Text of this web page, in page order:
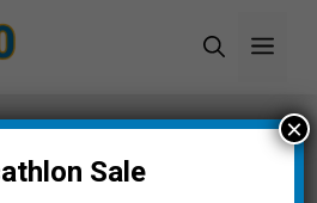
Airbag Rucksack Test: Die 5
Sale
×